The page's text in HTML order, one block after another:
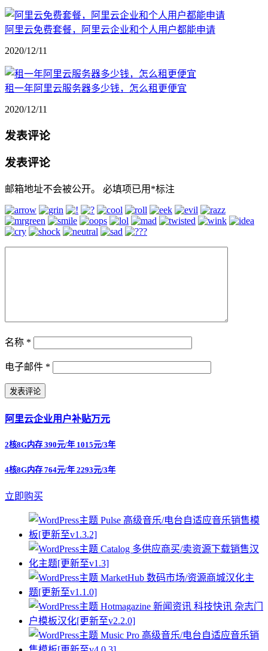
阿里云免费套餐，阿里云企业和个人用户都能申请
2020/12/11
租一年阿里云服务器多少钱，怎么租更便宜
2020/12/11
发表评论
发表评论
邮箱地址不会被公开。 必填项已用 *标注
名称 *
电子邮件 *
阿里云企业用户补贴万元
2核8G内存 390元/年 1015元/3年
4核8G内存 764元/年 2293元/3年
立即购买